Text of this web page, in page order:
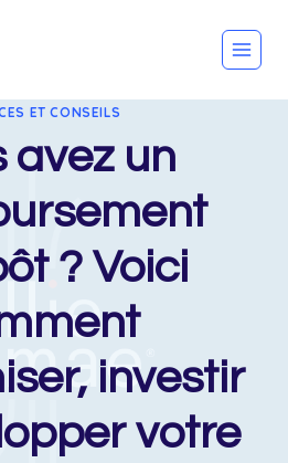
ET CONSEILS
avez un
? Voici
investir
votre